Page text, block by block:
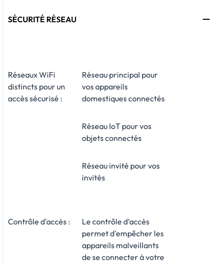
SÉCURITÉ RÉSEAU
Réseaux WiFi
distincts pour un
accès sécurisé :
Réseau principal pour
vos appareils
domestiques connectés
Réseau IoT pour vos
objets connectés
Réseau invité pour vos
invités
Contrôle d'accès :
Le contrôle d'accès
permet d'empêcher les
appareils malveillants
de se connecter à votre